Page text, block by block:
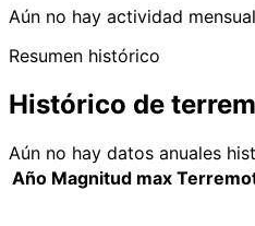
Aún no hay actividad
Resumen histórico
Histórico de
Aún no hay datos anuales
Año Magnitud max